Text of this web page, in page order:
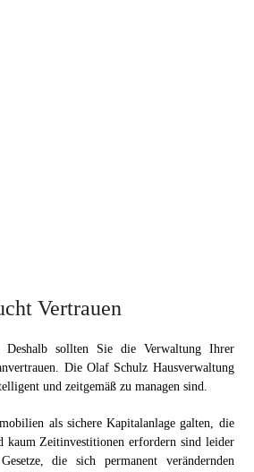
Vertrauen
sollten Sie die Verwaltung Ihrer
Die Olaf Schulz Hausverwaltung
und zeitgemäß zu managen sind.
als sichere Kapitalanlage galten, die
kaum Zeitinvestitionen erfordern sind leider
die sich permanent verändernden